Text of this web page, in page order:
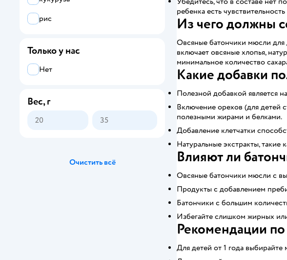
ребенка есть
Из чего должны
Овсяные батончики мюсли для
включает овсяные хлопья,
минимальное количество
Какие добавки
Полезной добавкой является
Включение орехов (для детей
полезными жирами и белками.
Добавление клетчатки
Натуральные экстракты,
Влияют ли
Овсяные батончики мюсли с
Продукты с добавлением
Батончики с большим
Избегайте слишком жирных
Рекомендации по
Для детей от 1 года выбирайте
рис
Только у нас
Нет
Вес, г
Очистить всё